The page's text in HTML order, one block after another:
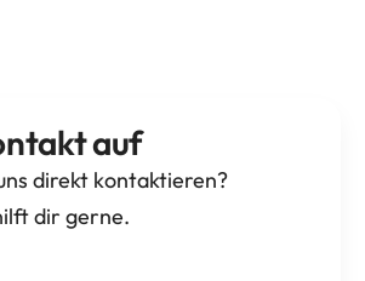
auf
direkt kontaktieren?
dir gerne.